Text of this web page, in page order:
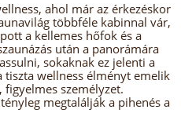
ahol már az érkezéskor
többféle kabinnal vár,
a kellemes hőfok és a
után a panorámára
sokaknak ez jelenti a
tiszta wellness élményt emelik
személyzet.
megtalálják a pihenés a